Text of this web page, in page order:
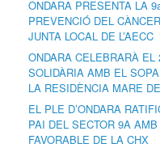
ONDARA PRESENTA LA
PREVENCIÓ DEL
JUNTA LOCAL DE L’AECC
ONDARA CELEBRARÀ EL
SOLIDÀRIA AMB EL
LA RESIDÈNCIA MARE
EL PLE D’ONDARA
PAI DEL SECTOR 9A
FAVORABLE DE LA CHX